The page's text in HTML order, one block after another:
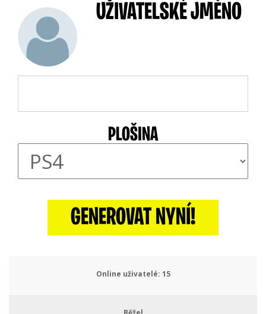
UŽIVATELSKÉ JMÉNO
PLOŠINA
GENEROVAT NYNÍ!
Online uživatelé: 18